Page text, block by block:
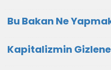
Bu Bakan Ne
Kapitalizmin